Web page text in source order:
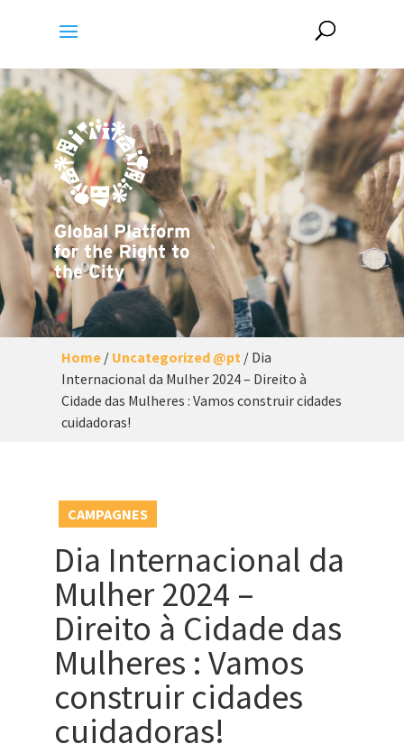
Home/ Uncategorized @pt/ Dia
Internacional da Mulher 2024 – Direito à
Cidade das Mulheres : Vamos construir cidades
cuidadoras!
CAMPAGNES
Dia Internacional da
Mulher 2024 –
Direito à Cidade das
Mulheres : Vamos
construir cidades
cuidadoras!